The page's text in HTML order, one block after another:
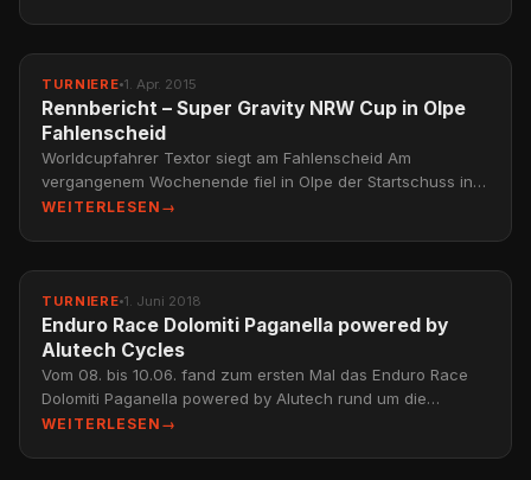
TURNIERE 1. Apr. 2015
Rennbericht – Super Gravity NRW Cup in Olpe
Fahlenscheid
Worldcupfahrer Textor siegt am Fahlenscheid Am
vergangenem Wochenende fiel in Olpe der Startschuss in
die deutsche Downhill- Rennsaison.Knapp 300 Starter…
WEITERLESEN →
TURNIERE 1. Juni 2018
Enduro Race Dolomiti Paganella powered by
Alutech Cycles
Vom 08. bis 10.06. fand zum ersten Mal das Enduro Race
Dolomiti Paganella powered by Alutech rund um die
Ortschaften…
WEITERLESEN →